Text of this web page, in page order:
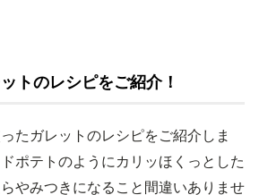
トのレシピをご紹介！
たガレットのレシピをご紹介しま
ポテトのようにカリッほくっとした
やみつきになること間違いありませ